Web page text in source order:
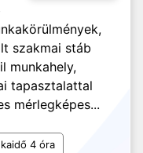
szakmai stáb
munkahely,
tapasztalattal
mérlegképes...
4 óra